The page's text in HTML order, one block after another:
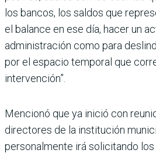
los bancos, los saldos que
el balance en ese día, hacer un
administración como para
por el espacio temporal que
intervención”.
Mencionó que ya inició con
directores de la institución
personalmente irá solicitando